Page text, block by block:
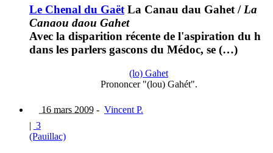
Le Chenal du GaëtLa Canau dau Gahet/La
Canaou daou Gahet
Avec la disparition récente de l'aspiration du h
dans les parlers gascons du Médoc, se (…)
(lo) Gahet
Prononcer "(lou) Gahét".
16 mars 2009 - Vincent P.
| 3
(Pauillac)